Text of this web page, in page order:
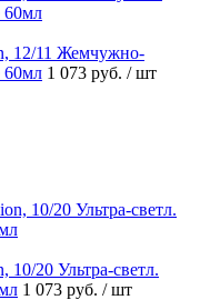
12/11 Жемчужно-
60мл 1 073 руб. / шт
10/20 Ультра-светл.
1 073 руб. / шт